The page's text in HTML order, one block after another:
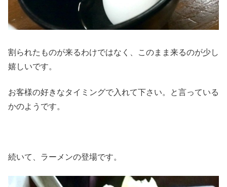
割られたものが来るわけではなく、このまま来るのが少し
嬉しいです。
お客様の好きなタイミングで入れて下さい。と言っている
かのようです。
続いて、ラーメンの登場です。